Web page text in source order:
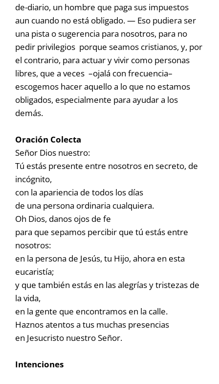
de-diario, un hombre que paga sus impuestos
aun cuando no está obligado. — Eso pudiera ser
una pista o sugerencia para nosotros, para no
pedir privilegios porque seamos cristianos, y, por
el contrario, para actuar y vivir como personas
libres, que a veces –ojalá con frecuencia–
escogemos hacer aquello a lo que no estamos
obligados, especialmente para ayudar a los
demás.
Oración Colecta
Señor Dios nuestro:
Tú estás presente entre nosotros en secreto, de
incógnito,
con la apariencia de todos los días
de una persona ordinaria cualquiera.
Oh Dios, danos ojos de fe
para que sepamos percibir que tú estás entre
nosotros:
en la persona de Jesús, tu Hijo, ahora en esta
eucaristía;
y que también estás en las alegrías y tristezas de
la vida,
en la gente que encontramos en la calle.
Haznos atentos a tus muchas presencias
en Jesucristo nuestro Señor.
Intenciones